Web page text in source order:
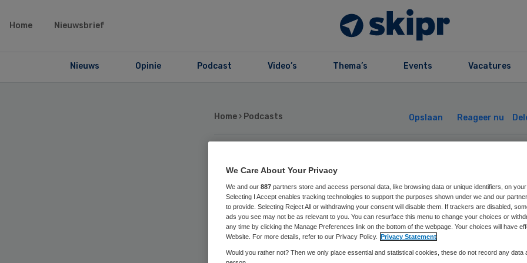
Home Nieuwsbrief
Nieuws Opinie Podcast Video’s Thema’s Events Vacatures
Home › Podcasts Opslaan Reageer nu
57 De Nulpraktijk 1
De bouwplaats
We Care About Your Privacy
We and our 887 partners store and access personal data, like browsing data or unique identifiers, on
Selecting I Accept enables tracking technologies to support the purposes shown under we and our
to provide. Selecting Reject All or withdrawing your consent will disable them. If trackers are disabled,
ads you see may not be as relevant to you. You can resurface this menu to change your choices or
any time by clicking the Manage Preferences link on the bottom of the webpage. Your choices will have
Website. For more details, refer to our Privacy Policy. Privacy Statement
Would you rather not? Then we only place essential and statistical cookies, these do not record any data